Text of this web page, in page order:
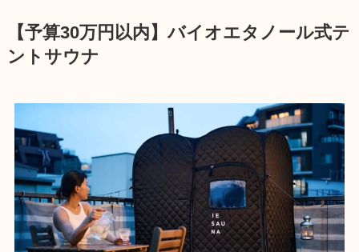
【予算30万円以内】バイオエタノール式テ
ントサウナ